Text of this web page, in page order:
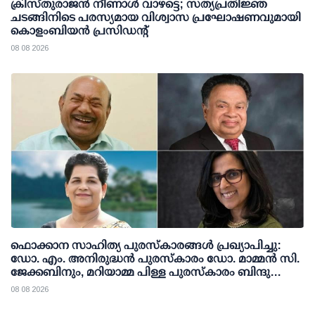
ക്രിസ്തുരാജൻ നീണാൾ വാഴട്ടെ; സത്യപ്രതിജ്ഞ
ചടങ്ങിനിടെ പരസ്യമായ വിശ്വാസ പ്രഘോഷണവുമായി
കൊളംബിയൻ പ്രസിഡന്റ്
08 08 2026
ഫൊക്കാന സാഹിത്യ പുരസ്‌കാരങ്ങള്‍ പ്രഖ്യാപിച്ചു:
ഡോ. എം. അനിരുദ്ധന്‍ പുരസ്‌കാരം ഡോ. മാമ്മന്‍ സി.
ജേക്കബിനും, മറിയാമ്മ പിള്ള പുരസ്‌കാരം ബിന്ദു
കാനയ്ക്കും
08 08 2026